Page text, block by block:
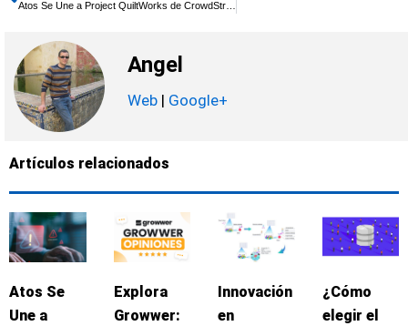
Angel
Web | Google+
Artículos relacionados
Atos Se
Une a
Explora
Growwer:
Innovación
en
¿Cómo
elegir el